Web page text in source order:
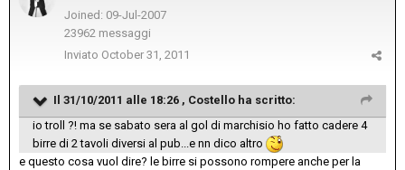
Joined: 09-Jul-2007
23962 messaggi
Inviato October 31, 2011
Il 31/10/2011 alle 18:26 , Costello ha scritto:
io troll ?! ma se sabato sera al gol di marchisio ho fatto cadere 4
birre di 2 tavoli diversi al pub...e nn dico altro
e questo cosa vuol dire? le birre si possono rompere anche per la